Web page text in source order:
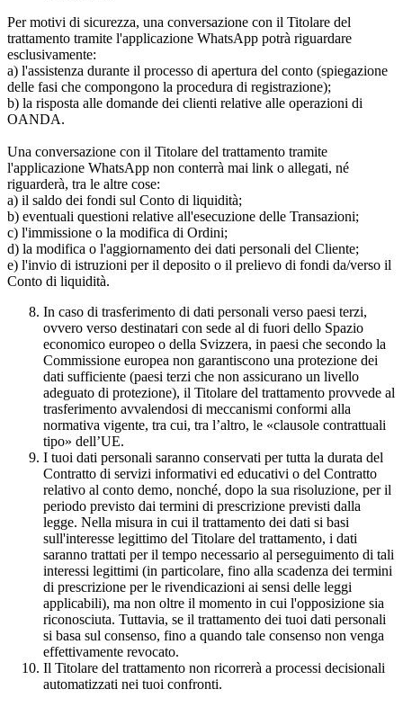
Per motivi di sicurezza, una conversazione con il Titolare del
trattamento tramite l'applicazione WhatsApp potrà riguardare
esclusivamente:
a) l'assistenza durante il processo di apertura del conto (spiegazione
delle fasi che compongono la procedura di registrazione);
b) la risposta alle domande dei clienti relative alle operazioni di
OANDA.
Una conversazione con il Titolare del trattamento tramite
l'applicazione WhatsApp non conterrà mai link o allegati, né
riguarderà, tra le altre cose:
a) il saldo dei fondi sul Conto di liquidità;
b) eventuali questioni relative all'esecuzione delle Transazioni;
c) l'immissione o la modifica di Ordini;
d) la modifica o l'aggiornamento dei dati personali del Cliente;
e) l'invio di istruzioni per il deposito o il prelievo di fondi da/verso il
Conto di liquidità.
In caso di trasferimento di dati personali verso paesi terzi,
ovvero verso destinatari con sede al di fuori dello Spazio
economico europeo o della Svizzera, in paesi che secondo la
Commissione europea non garantiscono una protezione dei
dati sufficiente (paesi terzi che non assicurano un livello
adeguato di protezione), il Titolare del trattamento provvede al
trasferimento avvalendosi di meccanismi conformi alla
normativa vigente, tra cui, tra l’altro, le «clausole contrattuali
tipo» dell’UE.
I tuoi dati personali saranno conservati per tutta la durata del
Contratto di servizi informativi ed educativi o del Contratto
relativo al conto demo, nonché, dopo la sua risoluzione, per il
periodo previsto dai termini di prescrizione previsti dalla
legge. Nella misura in cui il trattamento dei dati si basi
sull'interesse legittimo del Titolare del trattamento, i dati
saranno trattati per il tempo necessario al perseguimento di tali
interessi legittimi (in particolare, fino alla scadenza dei termini
di prescrizione per le rivendicazioni ai sensi delle leggi
applicabili), ma non oltre il momento in cui l'opposizione sia
riconosciuta. Tuttavia, se il trattamento dei tuoi dati personali
si basa sul consenso, fino a quando tale consenso non venga
effettivamente revocato.
Il Titolare del trattamento non ricorrerà a processi decisionali
automatizzati nei tuoi confronti.